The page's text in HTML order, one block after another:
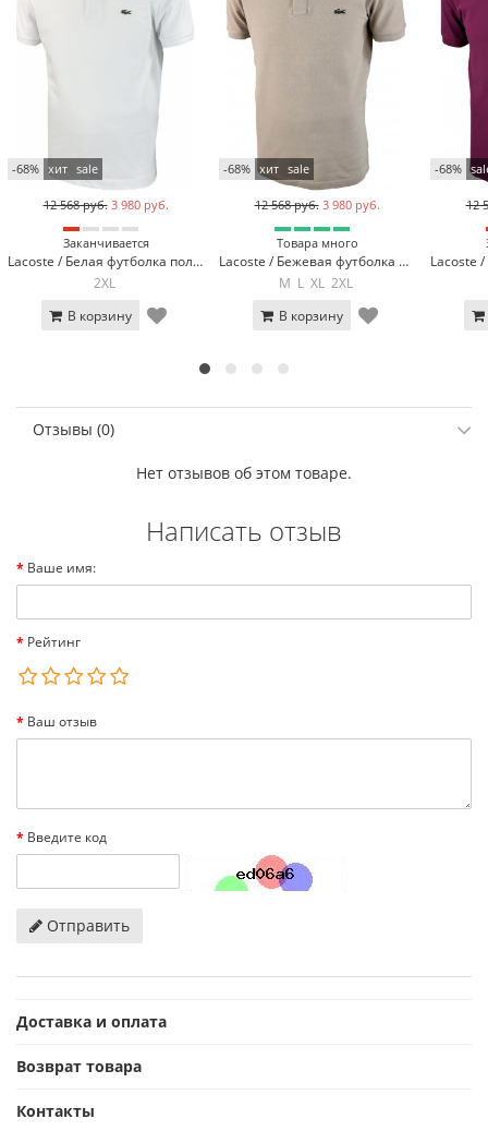
-68% хит sale
12 568 руб. 3 980 руб.
Заканчивается
Lacoste / Белая футболка поло Lacoste LC2-3
2XL
В корзину
-68% хит sale
12 568 руб. 3 980 руб.
Товара много
Lacoste / Бежевая футболка поло Lacoste LC2-13
M L XL 2XL
В корзину
-68%
12
Отзывы (0)
Нет отзывов об этом товаре.
Написать отзыв
Ваше имя:
Рейтинг
Ваш отзыв
Введите код
Отправить
Доставка и оплата
Возврат товара
Контакты